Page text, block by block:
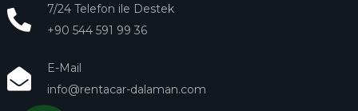
7/24 Telefon ile Destek
+90 544 591 99 36
E-Mail
info@rentacar-dalaman.com